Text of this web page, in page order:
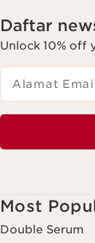
Daftar
Unlock 10% off
Alamat
Most
Double Serum